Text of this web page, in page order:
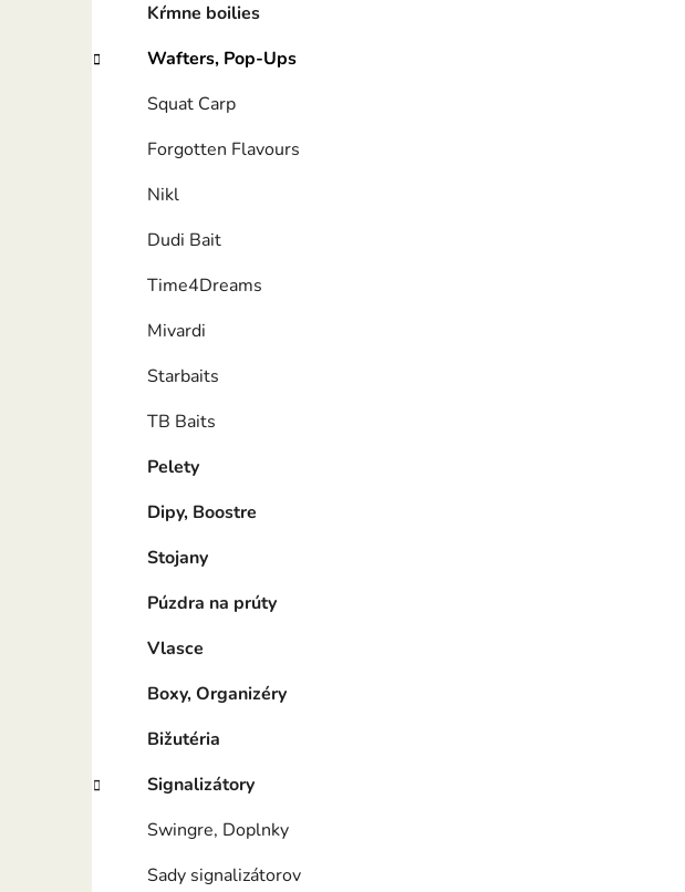
Kŕmne boilies
Wafters, Pop-Ups
Squat Carp
Forgotten Flavours
Nikl
Dudi Bait
Time4Dreams
Mivardi
Starbaits
TB Baits
Pelety
Dipy, Boostre
Stojany
Púzdra na prúty
Vlasce
Boxy, Organizéry
Bižutéria
Signalizátory
Swingre, Doplnky
Sady signalizátorov